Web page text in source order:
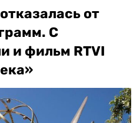
от
С
и фильм RTVI